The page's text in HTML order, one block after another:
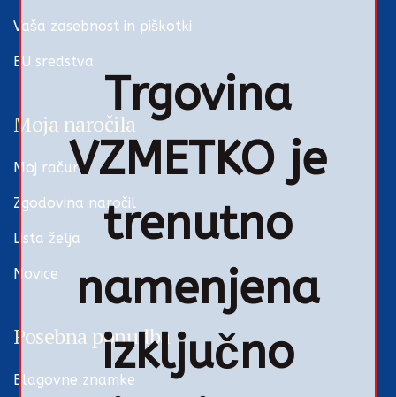
Trgovina
VZMETKO je
trenutno
namenjena
izključno
Vaša zasebnost in piškotki
EU sredstva
Moja naročila
Moj račun
Zgodovina naročil
Lista želja
Novice
Posebna ponudba
Blagovne znamke